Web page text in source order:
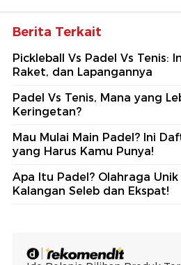
Berita Terkait
Pickleball Vs Padel Vs Tenis:
Raket, dan Lapangannya
Padel Vs Tenis, Mana yang
Keringetan?
Mau Mulai Main Padel? Ini
yang Harus Kamu Punya!
Apa Itu Padel? Olahraga
Kalangan Seleb dan Ekspat!